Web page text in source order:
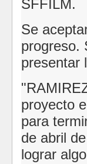
SFFILM.
Se
progreso.
presentar
proyecto
para
de abril
lograr